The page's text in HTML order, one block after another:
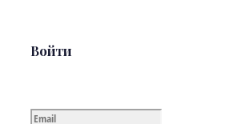
Войти